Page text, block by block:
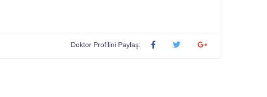
Doktor Profilini Paylaş: